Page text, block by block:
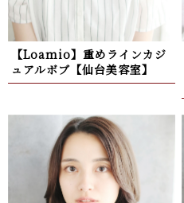
【Loamio】重めラインカジ
ュアルボブ【仙台美容室】